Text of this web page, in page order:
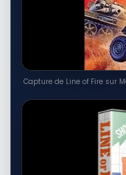
1,90
Voir
of
3,90
Voir
Capture de Line of Fire sur